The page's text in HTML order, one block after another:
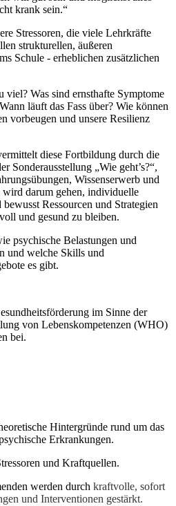
krank sein.“
Stressoren, die viele Lehrkräfte
strukturellen, äußeren
Schule - erheblichen zusätzlichen
viel? Was sind ernsthafte Symptome
läuft das Fass über? Wie können
vorbeugen und unsere Resilienz
diese Fortbildung durch die
Sonderausstellung „Wie geht’s?“,
Wissenserwerb und
darum gehen, individuelle
Ressourcen und Strategien
und gesund zu bleiben.
psychische Belastungen und
und welche Skills und
es gibt.
im Sinne der
von Lebenskompetenzen (WHO)
bei.
Hintergründe rund um das
Erkrankungen.
und Kraftquellen.
werden durch kraftvolle, sofort
und Interventionen gestärkt.